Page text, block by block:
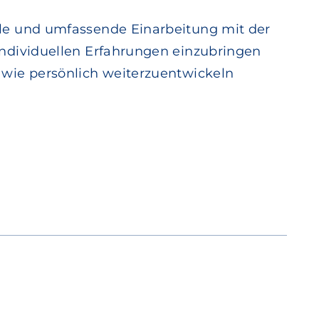
und umfassende Einarbeitung mit der
Erfahrungen einzubringen
persönlich weiterzuentwickeln